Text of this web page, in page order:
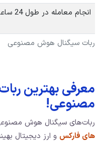
ربات سیگنال هوش مصنوعی
انجام معامله در طول 24 ساعت
معرفی بهترین
مصنوعی!
ربات‌های سیگنال هوش
های فارکس و ارز دیجیتال